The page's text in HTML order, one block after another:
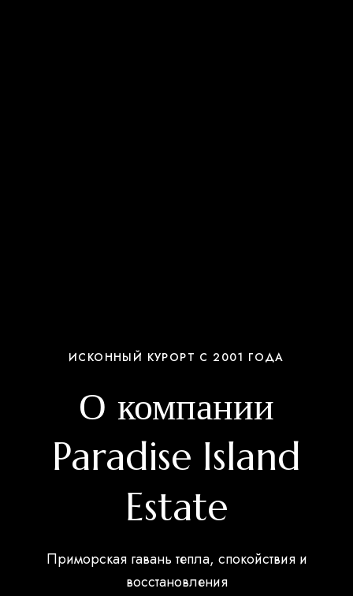
ИСКОННЫЙ КУРОРТ С 2001 ГОДА
О компании
Paradise Island
Estate
Приморская гавань тепла, спокойствия и
восстановления